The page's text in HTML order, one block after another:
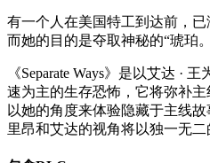
有一个人在美国特工到达前，已
而她的目的是夺取神秘的“琥珀。
《Separate Ways》是以艾达 ·
速为主的生存恐怖，它将弥补
以她的角度来体验隐藏于主线故
里昂和艾达的视角将以独一无二